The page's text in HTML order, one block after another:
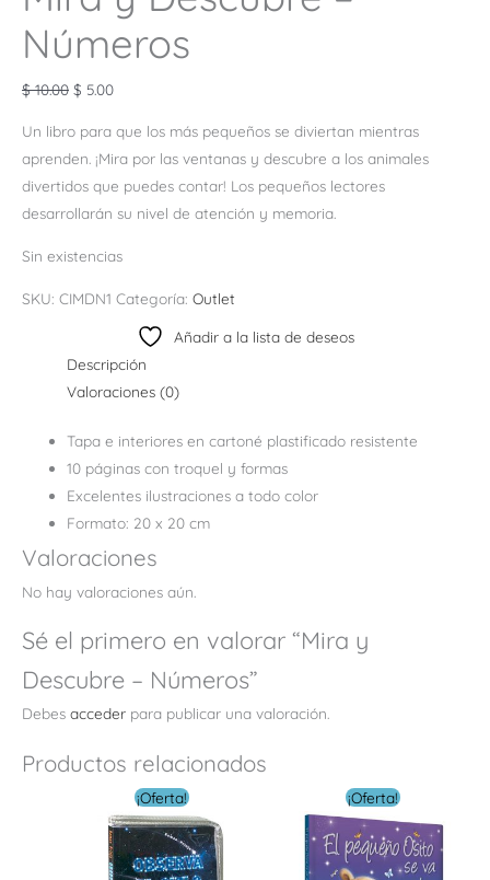
Números
$10.00 $ 5.00
Un libro para que los más pequeños se diviertan mientras
aprenden. ¡Mira por las ventanas y descubre a los animales
divertidos que puedes contar! Los pequeños lectores
desarrollarán su nivel de atención y memoria.
Sin existencias
SKU: CIMDN1 Categoría: Outlet
Añadir a la lista de deseos
Descripción
Valoraciones (0)
Tapa e interiores en cartoné plastificado resistente
10 páginas con troquel y formas
Excelentes ilustraciones a todo color
Formato: 20 x 20 cm
Valoraciones
No hay valoraciones aún.
Sé el primero en valorar “Mira y
Descubre – Números”
Debes acceder para publicar una valoración.
Productos relacionados
¡Oferta!
El
precio
original
era:
$ 16.00.
actual
es:
$ 8.00.
¡Oferta!
El
precio
original
era:
$ 12.00.
actual
es:
$ 6.00.